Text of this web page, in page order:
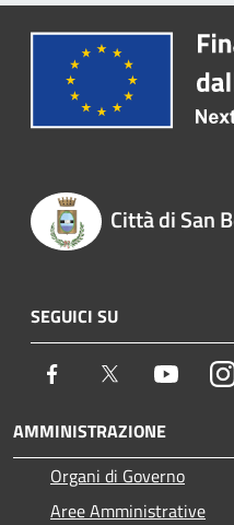
Città di San
SEGUICI SU
Facebook Twitter
AMMINISTRAZIONE
Organi di Governo
Aree Amministrative